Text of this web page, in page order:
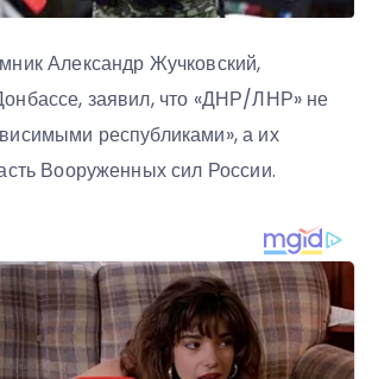
Александр Жучковский,
заявил, что «ДНР/ЛНР» не
республиками», а их
Вооруженных сил России.